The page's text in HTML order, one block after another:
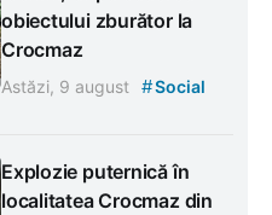
obiectului zburător la
Crocmaz
Astăzi, 9 august #Social
Explozie puternică în
localitatea Crocmaz din